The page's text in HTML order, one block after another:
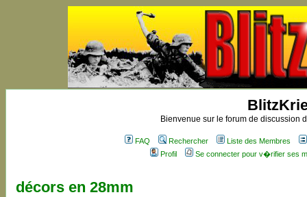
Bienvenue sur le forum de discussion
FAQ Rechercher
Liste des Membres
Profil
Se connecter pour v�rifier ses
décors en 28mm